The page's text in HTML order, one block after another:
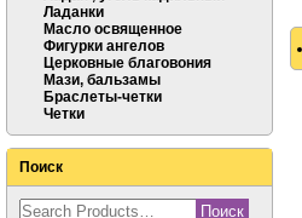
Ладанки
Масло освященное
Фигурки ангелов
Церковные благовония
Мази, бальзамы
Браслеты-четки
Четки
Поиск